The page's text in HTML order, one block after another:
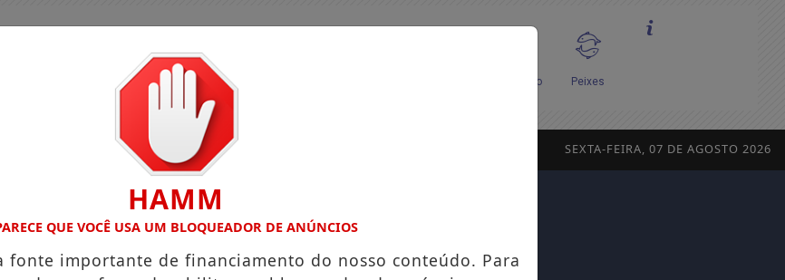
SEXTA-FEIRA, 07 DE AGOSTO 2026
HAMM
QUE VOCÊ USA UM BLOQUEADOR DE ANÚNCIOS
fonte importante de financiamento do nosso conteúdo. Para